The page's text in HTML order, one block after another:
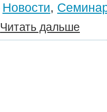
Новости,
Читать дальше